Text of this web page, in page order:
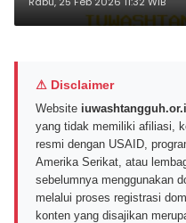
⚠ Disclaimer
Website
yang tidak memiliki afiliasi,
resmi dengan USAID,
Amerika Serikat, atau
sebelumnya menggunakan
melalui proses registrasi
konten yang disajikan